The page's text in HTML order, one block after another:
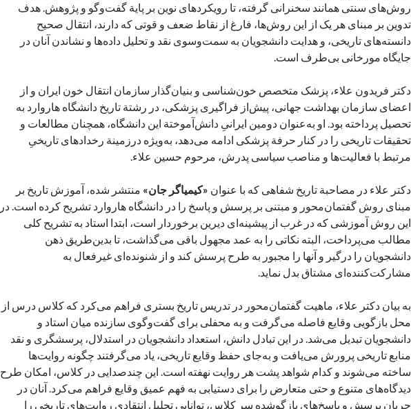
روش‌های سنتی همانند سخنرانی گرفته، تا رویکردهای نوین بر پایة گفت‌وگو و پژوهش. هدف
تدوین بر مبنای هر یک از این روش‌ها، فارغ از نقاط ضعف و قوتی که دارند، انتقال صحیح
دانسته‌های تاریخی، و هدایت دانشجویان به سمت‌وسوی نقد و تحلیل داده‌ها و نشاندن آنان در
جایگاه مورخانی بی‌طرف است.
دکتر فریدون علاء،‌ پزشک متخصص خون‌شناسی و بنیان‌گذار سازمان انتقال خون ایران و از
اعضای سازمان بهداشت جهانی،‌ پیش‌از فراگیری‌ پزشکی، در رشتة تاریخ دانشگاه هاروارد به
تحصیل پرداخته بود. او به‌عنوان دومین ایرانیِ دانش‌آموختة این دانشگاه، همچنان مطالعات و
تحقیقات تاریخی را در کنار حرفة پزشکی ادامه می‌دهد، به‌ویژه درزمینة رخدادهای تاریخیِ
مرتبط با فعالیت‌ها و مناصب سیاسی پدرش، مرحوم حسین علاء.
دکتر علاء در مصاحبة تاریخ شفاهی که با عنوان «کیمیاگر جان» منتشر شده، آموزش تاریخ بر
مبنای روش گفتمان‌محور و مبتنی بر پرسش و پاسخ را در دانشگاه هاروارد تشریح کرده است. در
این روش آموزشی که در غرب از پیشینه‌ای دیرین برخوردار است، ابتدا استاد به تشریح کلی
مطالب می‌پرداخت، البته نکاتی را به عمد مجهول باقی می‌گذاشت، تا بدین‌طریق ذهن
دانشجویان را درگیر و آنها را مجبور به طرح پرسش کند و از شنونده‌ای غیرفعال به
مشارکت‌کننده‌ای مشتاق بدل نماید.
به بیان دکتر علاء،‌ ماهیت گفتمان‌محور در تدریس تاریخ بستری فراهم می‌کرد که کلاس درس از
محل بازگویی وقایع فاصله می‌گرفت و به محفلی برای گفت‌وگوی سازنده میان استاد و
دانشجویان تبدیل می‌شد. در این تبادل دانش، استعداد دانشجویان در استدلال،‌ پرسشگری و نقد
منابع تاریخی پرورش می‌یافت و به‌جای حفظ وقایع تاریخی، یاد می‌گرفتند چگونه روایت‌ها
ساخته می‌شوند و کدام شواهد پشت هر روایت نهفته است. این چندصدایی در کلاس، امکان طرح
دیدگاه‌های متنوع و حتی متعارض را برای دستیابی به فهم عمیق وقایع فراهم می‌کرد. آنان در
جریان پرسش و پاسخ‌های بازگوشده سر کلاس، توانایی تحلیل انتقادی روایت‌های تاریخی را